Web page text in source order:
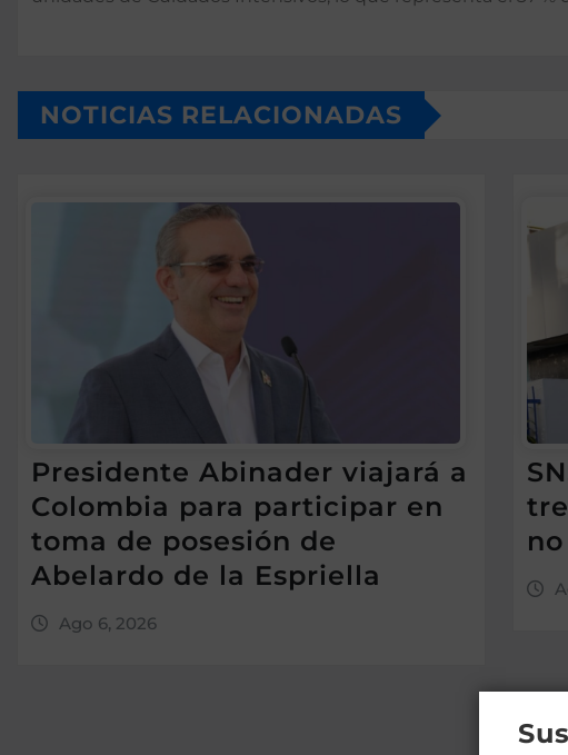
NOTICIAS RELACIONADAS
Presidente Abinader viajará a
Colombia para participar en
toma de posesión de
Abelardo de la Espriella
Ago 6, 2026